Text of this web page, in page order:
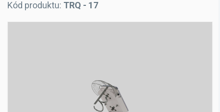
Kód produktu: TRQ - 17